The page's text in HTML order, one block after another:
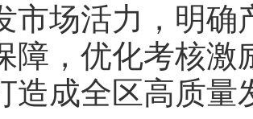
市场活力，明确
障，优化考核
造成全区高质量